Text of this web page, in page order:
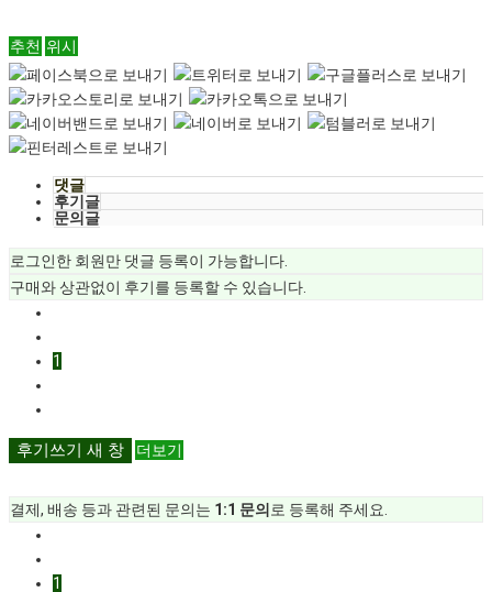
추천 위시
댓글
후기글
문의글
로그인한 회원만 댓글 등록이 가능합니다.
구매와 상관없이 후기를 등록할 수 있습니다.
1
후기쓰기 새 창 더보기
결제, 배송 등과 관련된 문의는 1:1 문의 로 등록해 주세요.
1